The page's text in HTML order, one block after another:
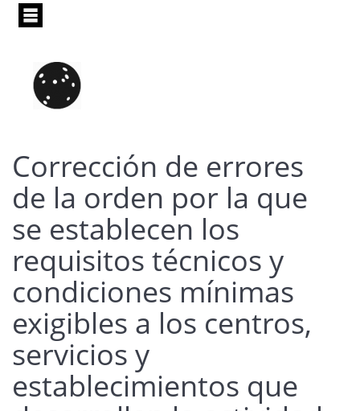
Pasar
principal
Corrección de errores
de la orden por la que
se establecen los
requisitos técnicos y
condiciones mínimas
exigibles a los centros,
servicios y
establecimientos que